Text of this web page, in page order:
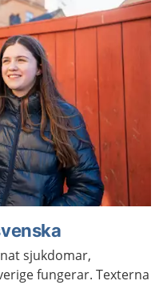
sjukdomar,
fungerar. Texterna